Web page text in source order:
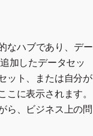
なハブであり、デー
加したデータセッ
ット、または自分が
に表示されます。
ら、ビジネス上の問